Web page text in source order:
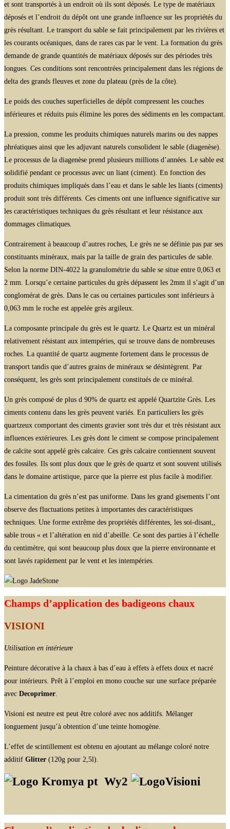
et sont transportés à un endroit où ils sont déposés. Le type de matériaux
déposés et l’endroit du dépôt ont une grande influence sur les propriétés du
grès résultant. Le transport du sable se fait principalement par les rivières et
les courants océaniques, dans de rares cas par le vent. La formation du grès
demande de grande quantités de matériaux déposés sur des périodes très
longues. Ces conditions sont rencontrées principalement dans les régions de
delta des grands fleuves et zone du plateau (près de la côte).
Le poids des couches superficielles de dépôt compressent les couches
inférieures et réduits puis élimine les pores des sédiments en les compactant.
La pression, comme les produits chimiques naturels marins ou des nappes
phréatiques ainsi que les adjuvant naturels consolident le sable (diagenèse).
Le processus de la diagenèse prend plusieurs millions d’années. Le sable est
solidifié pendant ce processus avec un liant (ciment). En fonction des
produits chimiques impliqués dans l’eau et dans le sable les liants (ciments)
produit sont très différents. Ces ciments ont une influence significative sur
les caractéristiques techniques du grès résultant et leur résistance aux
dommages climatiques.
Contrairement à beaucoup d’autres roches, Le grès ne se définie pas par ses
constituants minéraux, mais par la taille de grain des particules de sable.
Selon la norme DIN-4022 la granulométrie du sable se situe entre 0,063 et
2 mm. Lorsqu’e certaine particules du grès dépassent les 2mm il s’agit d’un
conglomérat de grès. Dans le cas ou certaines particules sont inférieurs à
0,063 mm le roche est appelée grès argileux.
La composante principale du grès est le quartz. Le Quartz est un minéral
relativement résistant aux intempéries, qui se trouve dans de nombreuses
roches. La quantité de quartz augmente fortement dans le processus de
transport tandis que d’autres grains de minéraux se désintègrent. Par
conséquent, les grès sont principalement constitués de ce minéral.
Un grès composé de plus d 90% de quartz est appelé Quartzite Grès. Les
ciments contenu dans les grès peuvent variés. En particuliers les grès
quartzeux comportant des ciments gravier sont très dur et très résistant aux
influences extérieures. Les grès dont le ciment se compose principalement
de calcite sont appelé grès calcaire. Ces grès calcaire contiennent souvent
des fossiles. Ils sont plus doux que le grès de quartz et sont souvent utilisés
dans le domaine artistique, parce que la pierre est plus facile à modifier.
La cimentation du grès n’est pas uniforme. Dans les grand gisements l’ont
observe des fluctuations petites à importantes des caractéristiques
techniques. Une forme extrême des propriétés différentes, les soi-disant,,
sable trous « et l’altération en nid d’abeille. Ce sont des parties à l’échelle
du centimètre, qui sont beaucoup plus doux que la pierre environnante et
sont lavés rapidement par le vent et les intempéries.
Champs d’application des badigeons chaux
VISIONI
Utilisation en intérieure
Peinture décorative à la chaux à bas d’eau à effets à effets doux et nacré
pour intérieurs. Prêt à l’emploi en mono couche sur une surface préparée
avec Decoprimer
Visioni est neutre est peut être coloré avec nos additifs. Mélanger
longuement jusqu’à obtention d’une teinte homogène.
L’effet de scintillement est obtenu en ajoutant au mélange coloré notre
additif Glitter (120g pour 2,5l).
Wy2